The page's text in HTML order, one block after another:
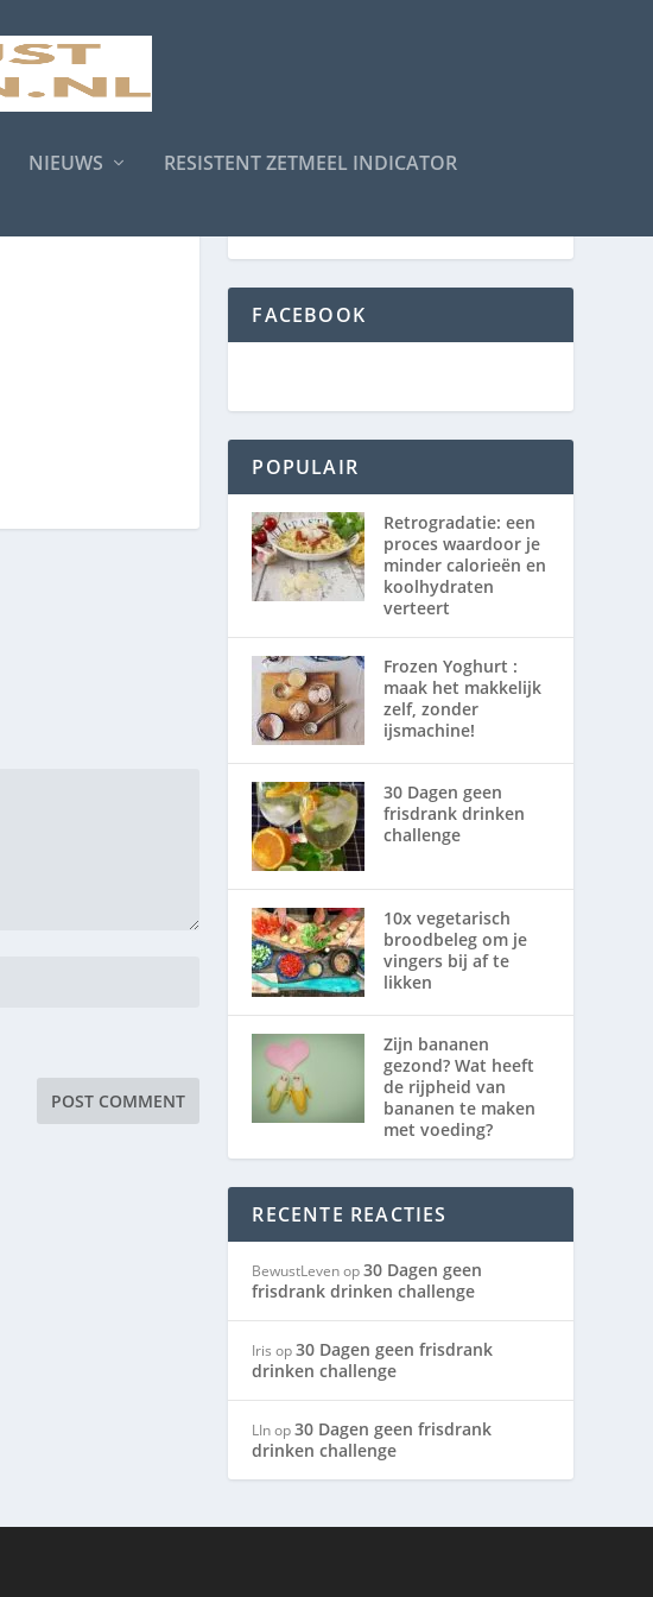
NIEUWS RESISTENT ZETMEEL INDICATOR
FACEBOOK
POPULAIR
Retrogradatie: een
proces waardoor je
minder calorieën en
koolhydraten
verteert
Frozen Yoghurt :
maak het makkelijk
zelf, zonder
ijsmachine!
30 Dagen geen
frisdrank drinken
challenge
10x vegetarisch
broodbeleg om je
vingers bij af te
likken
Zijn bananen
gezond? Wat heeft
de rijpheid van
bananen te maken
met voeding?
RECENTE REACTIES
BewustLevenop30 Dagen geen
frisdrank drinken challenge
Iris op30 Dagen geen frisdrank
drinken challenge
LInop30 Dagen geen frisdrank
drinken challenge